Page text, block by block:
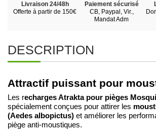
Livraison 24/48h
Offerte à partir de 150€
Paiement sécurisé
CB, Paypal, Vir.,
Mandat Adm
DESCRIPTION
Attractif puissant pour
Les recharges Atrakta pour pièges
spécialement conçues pour attirer les
(Aedes albopictus) et améliorer les
piège anti-moustiques.